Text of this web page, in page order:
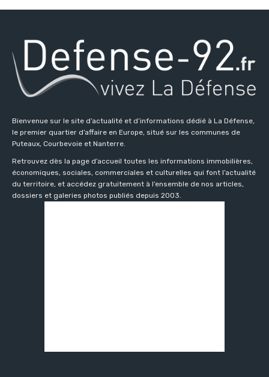
Bienvenue sur le site d’actualité et d’informations dédié à La Défense,
le premier quartier d’affaire en Europe, situé sur les communes de
Puteaux, Courbevoie et Nanterre.
Retrouvez dès la page d’accueil toutes les informations immobilières,
économiques, sociales, commerciales et culturelles qui font l’actualité
du territoire, et accédez gratuitement à l’ensemble de nos articles,
dossiers et galeries photos publiés depuis 2003.